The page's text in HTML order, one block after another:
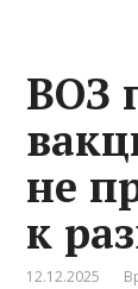
ВОЗ
не
к
12.12.2025